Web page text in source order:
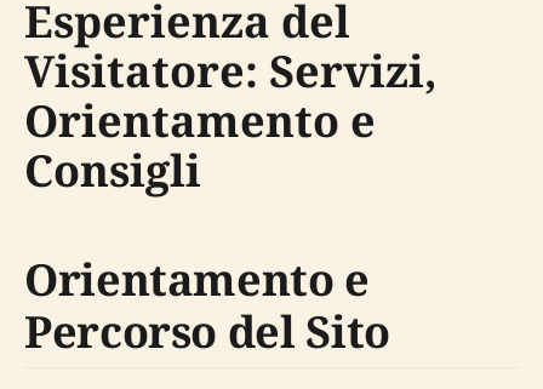
Esperienza del
Visitatore: Servizi,
Orientamento e
Consigli
Orientamento e
Percorso del Sito